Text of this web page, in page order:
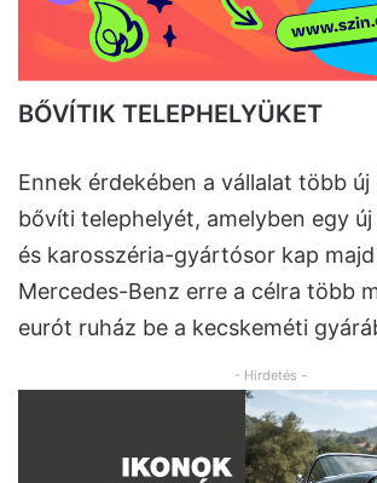
BŐVÍTIK TELEPHELYÜKET
Ennek érdekében a vállalat több új
bővíti telephelyét, amelyben egy
és karosszéria-gyártósor kap
Mercedes-Benz erre a célra több
eurót ruház be a kecskeméti
- Hirdetés -